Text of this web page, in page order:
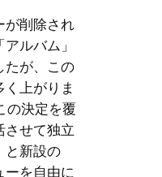
が削除され
ルバム」
たが、この
上がりま
の決定を覆
させて独立
と新設の
ーを自由に